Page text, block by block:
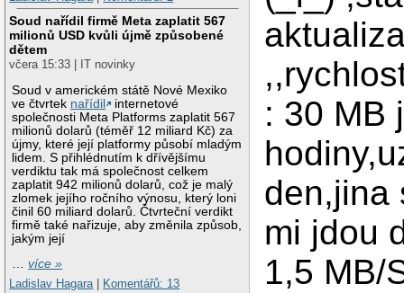
Soud nařídil firmě Meta zaplatit 567
milionů USD kvůli újmě způsobené
dětem
včera 15:33 | IT novinky
Soud v americkém státě Nové Mexiko
ve čtvrtek nařídil
internetové
společnosti Meta Platforms zaplatit 567
milionů dolarů (téměř 12 miliard Kč) za
újmy, které její platformy působí mladým
lidem. S přihlédnutím k dřívějšímu
verdiktu tak má společnost celkem
zaplatit 942 milionů dolarů, což je malý
zlomek jejího ročního výnosu, který loni
činil 60 miliard dolarů. Čtvrteční verdikt
firmě také nařizuje, aby změnila způsob,
jakým její
…více »
Ladislav Hagara
Komentářů: 13
: 30 MB
den,jina
mi jdou
1,5 MB/